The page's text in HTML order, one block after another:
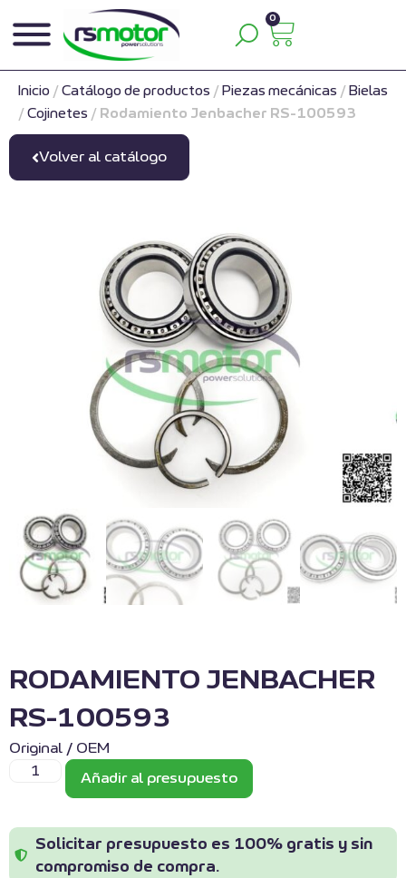
0
Inicio / Catálogo de productos / Piezas mecánicas / Bielas
/ Cojinetes / Rodamiento Jenbacher RS-100593
Volver al catálogo
RODAMIENTO JENBACHER
RS-100593
Original / OEM
Añadir al presupuesto
Solicitar presupuesto es 100% gratis y sin
compromiso de compra.